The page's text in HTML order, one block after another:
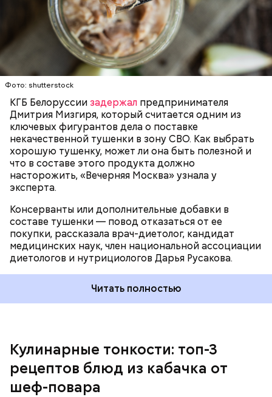
Фото: shutterstock
КГБ Белоруссиизадержал предпринимателя
Дмитрия Мизгиря, который считается одним из
ключевых фигурантов дела о поставке
некачественной тушенки в зону СВО. Как выбрать
хорошую тушенку, может ли она быть полезной и
что в составе этого продукта должно
насторожить, «Вечерняя Москва» узнала у
эксперта.
Консерванты или дополнительные добавки в
составе тушенки — повод отказаться от ее
покупки, рассказала врач-диетолог, кандидат
медицинских наук, член национальной ассоциации
диетологов и нутрициологов Дарья Русакова.
Собеседница «ВМ» отметила, что качественная
тушенка иногда вполне может стать заменой
свежеприготовленному мясу.
Читать полностью
ВРАЧИ ПРОДУКТЫ
Кулинарные тонкости: топ-3
рецептов блюд из кабачка от
шеф-повара
Кабачок — 1 шт.
Желтый болгарский перец — 1 шт.
Красный болгарский перец — 1 шт.
Зеленый перец — 1 шт.
Баклажан — 1 шт.
Помидор — 2 шт.
Сыр адыгейский —200 гр.
Для заправки:
200 граммов сливочного масла;
1 стакан сахара;
10 граммов ванильного сахара;
1/4 чайной ложки соли;
4 куриных яйца;
100 граммов сока апельсина и столовая ложка
350 граммов муки;
2 чайных ложки разрыхлителя;
150 граммов изюма.